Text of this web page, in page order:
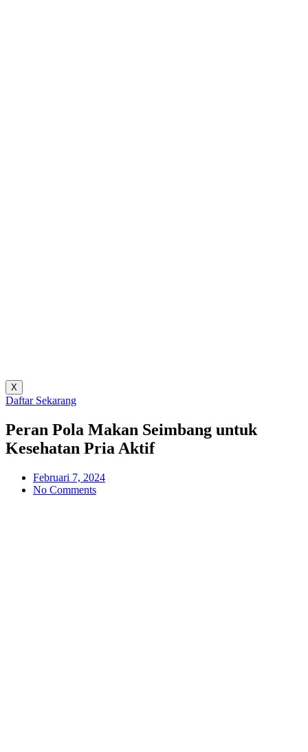
X
Daftar Sekarang
Peran Pola Makan Seimbang untuk
Kesehatan Pria Aktif
Februari 7, 2024
No Comments